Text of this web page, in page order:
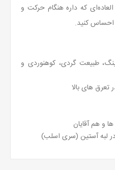
که داره هنگام حرکت و
احساس کنید.
طبیعت گردی، کوهنوردی و
های بالا
و هم آقایان
لبه آستین (سری اسلب)